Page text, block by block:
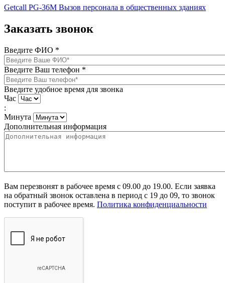
Getcall PG-36M Вызов персонала в общественных зданиях
Заказать звонок
Введите ФИО *
Введите Ваш телефон *
Введите удобное время для звонка
Час
:
Минута
Дополнительная информация
Вам перезвонят в рабочее время с 09.00 до 19.00. Если заявка
на обратный звонок оставлена в период с 19 до 09, то звонок
поступит в рабочее время. Политика конфиденциальности